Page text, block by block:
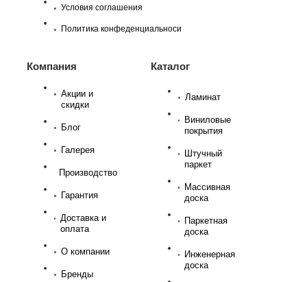
Условия соглашения
Политика конфеденциальноси
Компания
Акции и
скидки
Блог
Галерея
Производство
Гарантия
Доставка и
оплата
О компании
Бренды
Каталог
Ламинат
Виниловые
покрытия
Штучный
паркет
Массивная
доска
Паркетная
доска
Инженерная
доска